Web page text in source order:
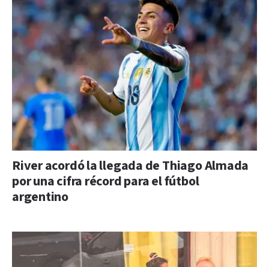
River acordó la llegada de Thiago Almada
por una cifra récord para el fútbol
argentino